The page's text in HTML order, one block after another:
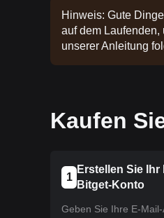
Hinweis: Gute
auf dem
unserer Anleitung
Kaufen
1
Erstellen Sie
Bitget-Konto
Geben Sie Ihre E-